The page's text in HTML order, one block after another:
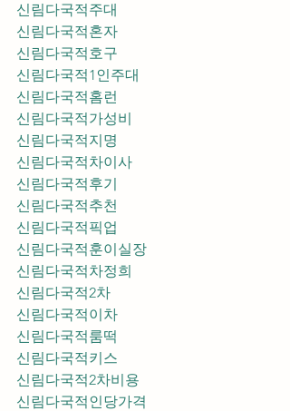
신림다국적주대
신림다국적혼자
신림다국적호구
신림다국적1인주대
신림다국적홈런
신림다국적가성비
신림다국적지명
신림다국적차이사
신림다국적후기
신림다국적추천
신림다국적훈이실장
신림다국적차정희
신림다국적2차
신림다국적이차
신림다국적룸떡
신림다국적키스
신림다국적2차비용
신림다국적인당가격